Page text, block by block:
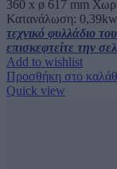
360 x ø 617 mm
Κατανάλωση:
τεχνικό φυλλάδιο
επισκεφτείτε την
Add to wishlist
Προσθήκη στο
Quick view